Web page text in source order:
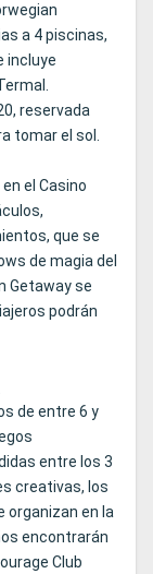
a 4 piscinas,
incluye
reservada
tomar el sol.
el Casino
que se
de magia del
Getaway se
podrán
de entre 6 y
entre los 3
creativas, los
organizan en la
encontrarán
Club